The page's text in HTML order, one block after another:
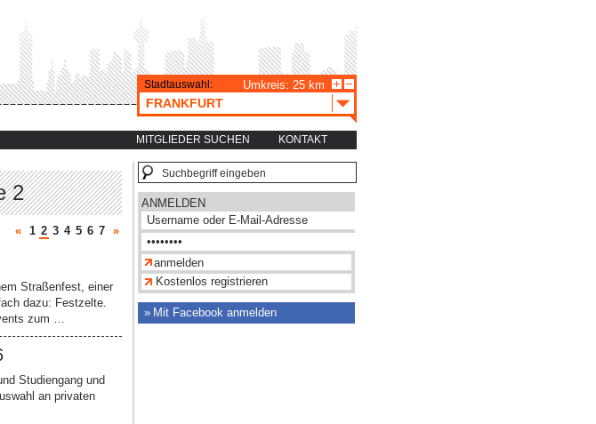
MITGLIEDER SUCHEN KONTAKT
Stadtauswahl: Umkreis: 25 km
FRANKFURT
2
« 1 2 3 4 5 6 7 »
Straßenfest, einer
dazu: Festzelte.
zum …
Studiengang und
an privaten
ANMELDEN
Kostenlos registrieren
Mit Facebook anmelden